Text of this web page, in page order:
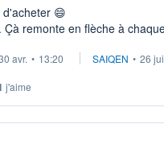
😄​
Çà remonte en flèche à
terme tip top pour sa retraite.
avr. • 13:20 SAIQEN • 26
j'aime